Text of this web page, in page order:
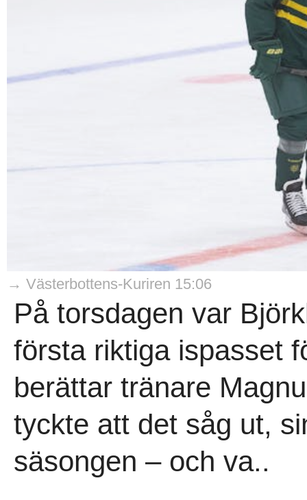
→ Västerbottens-Kuriren 15:06
På torsdagen var
första riktiga ispasset
berättar tränare
tyckte att det såg ut,
säsongen – och va..